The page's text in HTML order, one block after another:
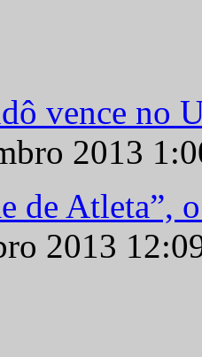
vence no
2013
de Atleta”,
2013